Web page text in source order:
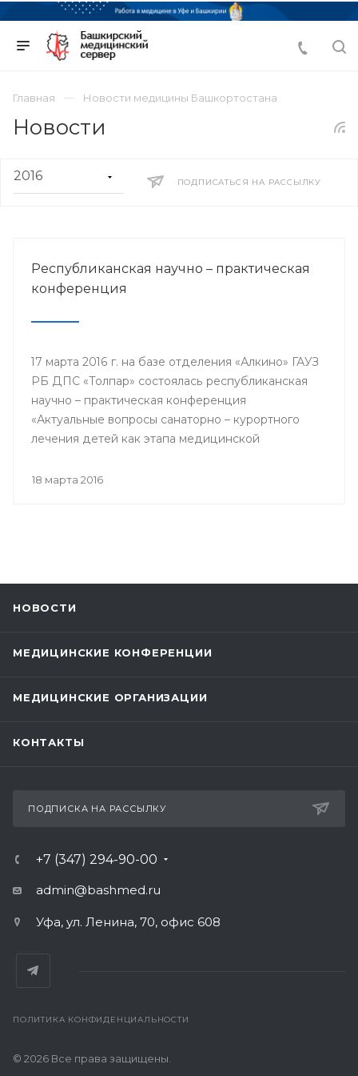
Главная Новости медицины Башкортостана
Новости
ПОДПИСАТЬСЯ НА РАССЫЛКУ
Республиканская научно – практическая
конференция
17 марта 2016 г. на базе отделения «Алкино» ГАУЗ
РБ ДПС «Толпар» состоялась республиканская
научно – практическая конференция
«Актуальные вопросы санаторно – курортного
лечения детей как этапа медицинской
санатории», посвященная 80 – летнему юбилею
18 марта 2016
НОВОСТИ
МЕДИЦИНСКИЕ КОНФЕРЕНЦИИ
МЕДИЦИНСКИЕ ОРГАНИЗАЦИИ
КОНТАКТЫ
ПОДПИСКА НА РАССЫЛКУ
+7 (347) 294-90-00
admin@bashmed.ru
Уфа, ул. Ленина, 70, офис 608
ПОЛИТИКА КОНФИДЕНЦИАЛЬНОСТИ
© 2026 Все права защищены.